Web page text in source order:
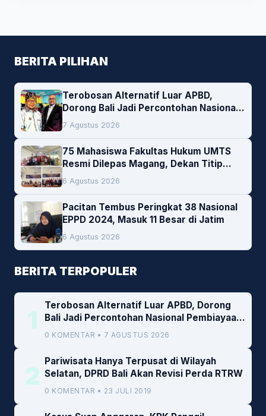
BERITA PILIHAN
Terobosan Alternatif Luar APBD,
Dorong Bali Jadi Percontohan Nasional
Pembiayaan Daerah
7 Agustus 2026
75 Mahasiswa Fakultas Hukum UMTS
Resmi Dilepas Magang, Dekan Titip
Empat Pesan Penting
6 Agustus 2026
Pacitan Tembus Peringkat 38 Nasional
EPPD 2024, Masuk 11 Besar di Jatim
6 Agustus 2026
BERITA TERPOPULER
1
Terobosan Alternatif Luar APBD, Dorong
Bali Jadi Percontohan Nasional Pembiayaan
Daerah
0 KOMENTAR • 7 AGUSTUS 2026
2
Pariwisata Hanya Terpusat di Wilayah
Selatan, DPRD Bali Akan Revisi Perda RTRW
0 KOMENTAR • 23 JULI 2019